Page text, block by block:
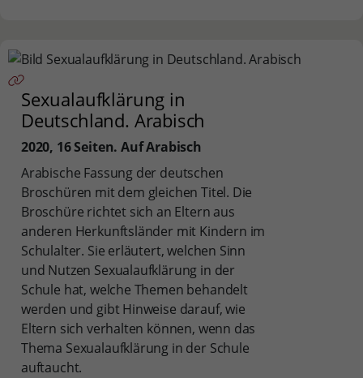
Sexualaufklärung in
Deutschland. Arabisch
2020, 16 Seiten. Auf Arabisch
Arabische Fassung der deutschen
Broschüren mit dem gleichen Titel. Die
Broschüre richtet sich an Eltern aus
anderen Herkunftsländer mit Kindern im
Schulalter. Sie erläutert, welchen Sinn
und Nutzen Sexualaufklärung in der
Schule hat, welche Themen behandelt
werden und gibt Hinweise darauf, wie
Eltern sich verhalten können, wenn das
Thema Sexualaufklärung in der Schule
auftaucht.